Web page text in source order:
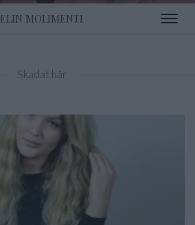
ELIN MOLIMENTI Toggle
Skadat hår